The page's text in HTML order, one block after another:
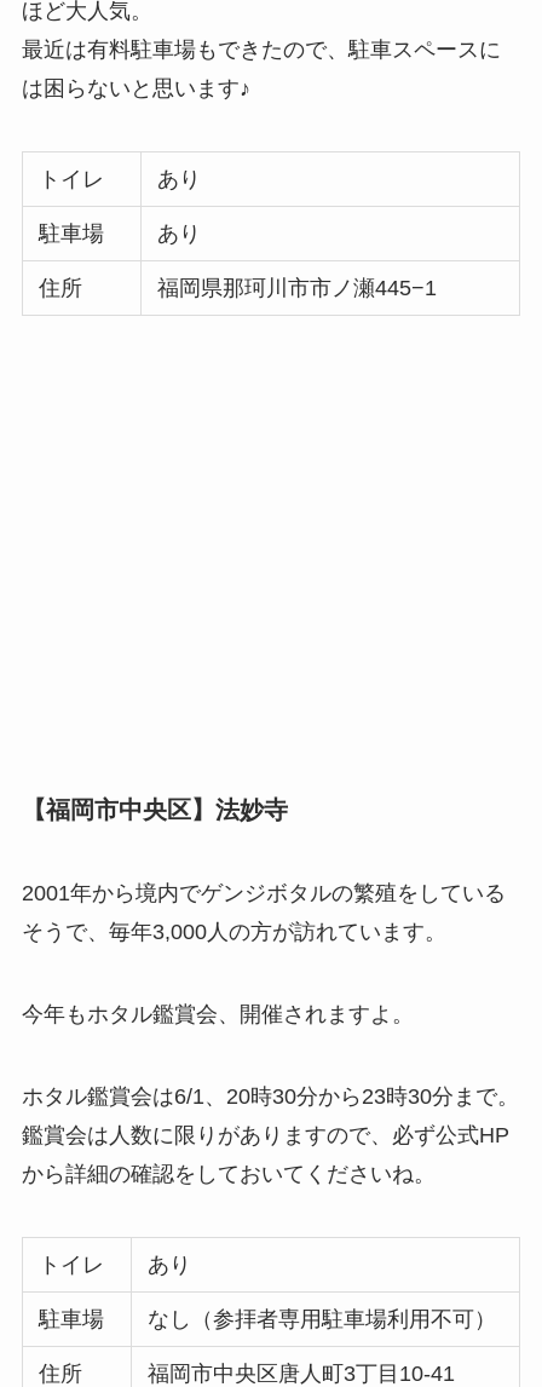
ほど大人気。
最近は有料駐車場もできたので、駐車スペースに
は困らないと思います♪
トイレ あり
駐車場 あり
住所 福岡県那珂川市市ノ瀬445−1
【福岡市中央区】法妙寺
2001年から境内でゲンジボタルの繁殖をしている
そうで、毎年3,000人の方が訪れています。
今年もホタル鑑賞会、開催されますよ。
ホタル鑑賞会は6/1、20時30分から23時30分まで。
鑑賞会は人数に限りがありますので、必ず公式HP
から詳細の確認をしておいてくださいね。
トイレ あり
駐車場 なし（参拝者専用駐車場利用不可）
住所 福岡市中央区唐人町3丁目10-41